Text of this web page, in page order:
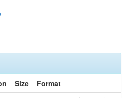
Size
Format